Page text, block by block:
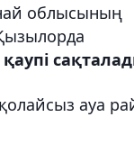
облысының
ауа